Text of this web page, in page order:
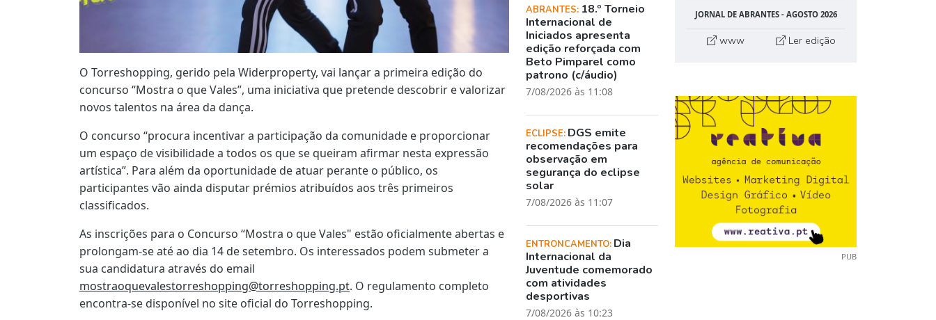
O Torreshopping, gerido pela Widerproperty, vai lançar a primeira edição do
concurso “Mostra o que Vales”, uma iniciativa que pretende descobrir e valorizar
novos talentos na área da dança.
O concurso “procura incentivar a participação da comunidade e proporcionar
um espaço de visibilidade a todos os que se queiram afirmar nesta expressão
artística”. Para além da oportunidade de atuar perante o público, os
participantes vão ainda disputar prémios atribuídos aos três primeiros
classificados.
As inscrições para o Concurso “Mostra o que Vales" estão oficialmente abertas e
prolongam-se até ao dia 14 de setembro. Os interessados podem submeter a
sua candidatura através do email
mostraoquevalestorreshopping@torreshopping.pt. O regulamento completo
encontra-se disponível no site oficial do Torreshopping.
ABRANTES: 18.º Torneio
Internacional de
Iniciados apresenta
edição reforçada com
Beto Pimparel como
patrono (c/áudio)
7/08/2026 às 11:08
ECLIPSE: DGS emite
recomendações para
observação em
segurança do eclipse
solar
7/08/2026 às 11:07
ENTRONCAMENTO: Dia
Internacional da
Juventude comemorado
com atividades
desportivas
7/08/2026 às 10:23
JORNAL DE ABRANTES - AGOSTO 2026
www Ler edição
PUB